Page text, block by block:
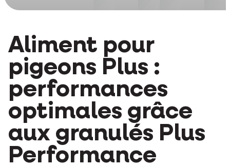
Aliment pour
pigeons Plus :
performances
optimales grâce
aux granulés Plus
Performance